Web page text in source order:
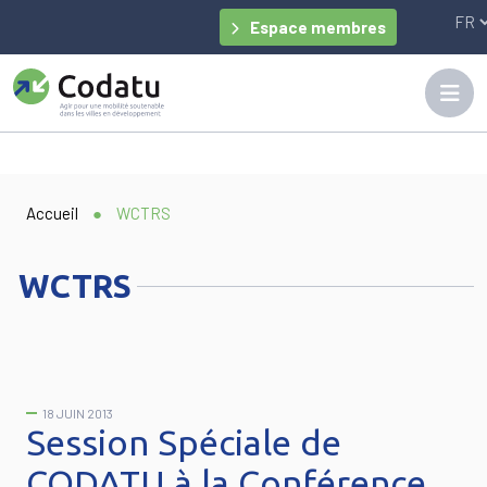
Espace membres
Accueil ● WCTRS
WCTRS
18 JUIN 2013
Session Spéciale de
Panneau de gestion des cookies